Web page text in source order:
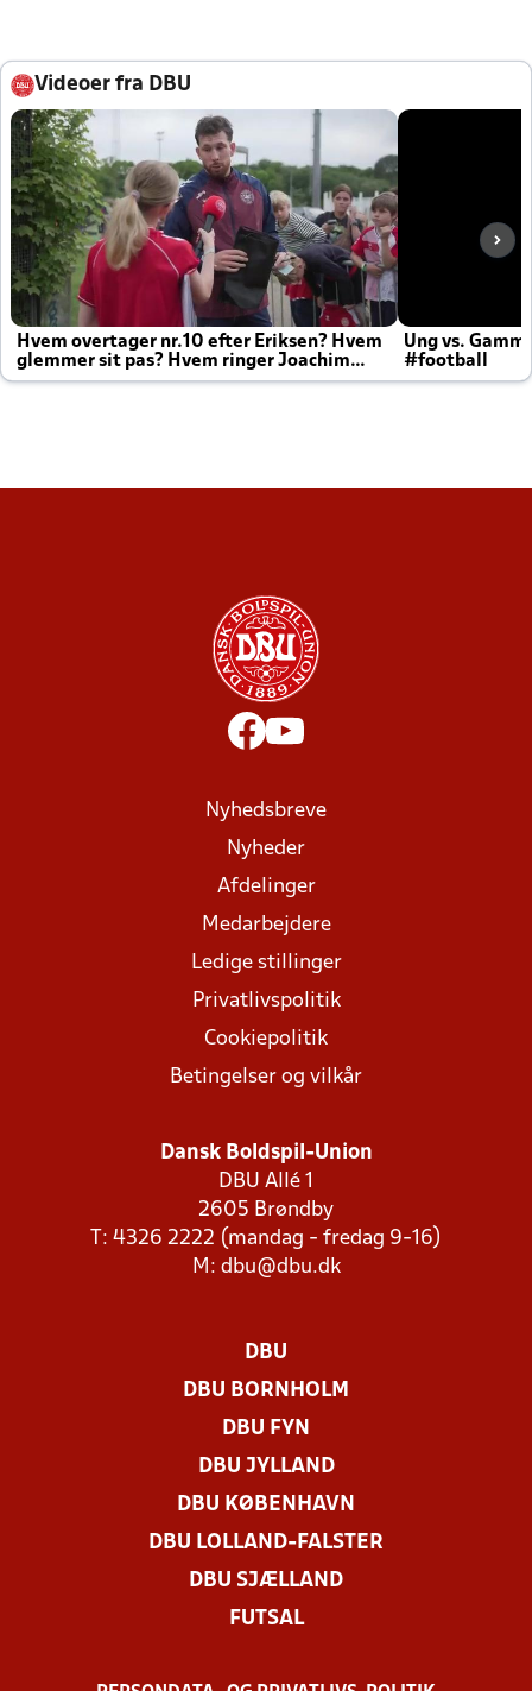
Videoer fra DBU
Hvem overtager nr.10 efter Eriksen? Hvem
glemmer sit pas? Hvem ringer Joachim
altid til efter kampe?
Ung vs.
#football
Nyhedsbreve
Nyheder
Afdelinger
Medarbejdere
Ledige stillinger
Privatlivspolitik
Cookiepolitik
Betingelser og vilkår
Dansk Boldspil-Union
DBU Allé 1
2605 Brøndby
T: 4326 2222 (mandag - fredag 9-16)
M: dbu@dbu.dk
DBU
DBU BORNHOLM
DBU FYN
DBU JYLLAND
DBU KØBENHAVN
DBU LOLLAND-FALSTER
DBU SJÆLLAND
FUTSAL